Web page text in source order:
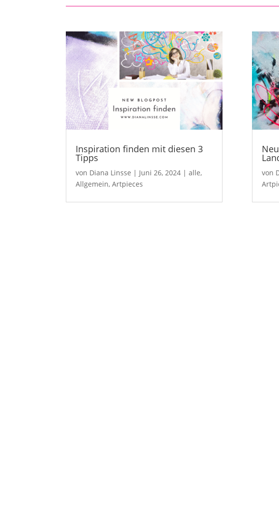
Inspiration finden mit diesen 3
Tipps
von Diana Linsse | Juni 26, 2024 |alle,
Allgemein,Artpieces
von